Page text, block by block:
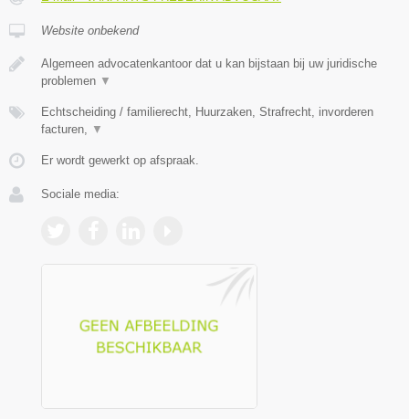
Website onbekend
Algemeen advocatenkantoor dat u kan bijstaan bij uw juridische
problemen ▼
Echtscheiding / familierecht, Huurzaken, Strafrecht, invorderen
facturen, ▼
Er wordt gewerkt op afspraak.
Sociale media: